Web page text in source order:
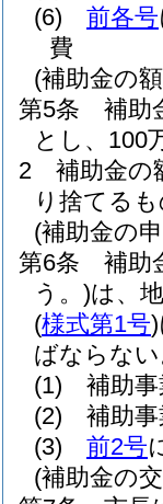
(6)
前各号
費
(補助金の
第5条
補助
とし、100
2
補助金の
り捨てる
(補助金の
第6条
補助
う。)は、
(様式第1号)
ばならな
(1)
補助
(2)
補助
(3)
前2号
(補助金の